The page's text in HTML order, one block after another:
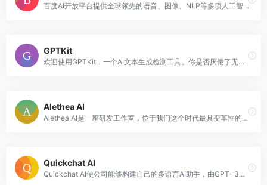
百度AI开放平台提供全球领先的语音、图像、NLP等多项人工智能技术，开放对话式人工智能系统、智能驾驶系统两大行业生态，共享AI领域最新的应用场景和解决方案
GPTKit
欢迎使用GPTKit，一个AI文本生成检测工具。你是否厌倦了无法区分人类书写的文本和机器生成的文本?不用再看了!使用多模型方法，我们能够识别和分类文本，无论是人
Alethea AI
Alethea AI是一座研发工作室，位于我们这个时代最具变革性的两项技术——生成人工智能和区块链的交叉点。
Quickchat AI
Quickchat AI使公司能够构建自己的多语言AI助手，由GPT- 3等生成式AI模型提供支持。